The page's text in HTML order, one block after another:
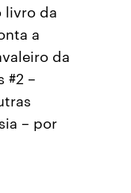
livro da
a
da
#2 –
– por